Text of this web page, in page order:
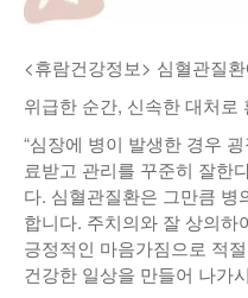
<휴람건강정보> 심혈관질
위급한 순간, 신속한 대처로
“심장에 병이 발생한 경우
료받고 관리를 꾸준히 잘한
다. 심혈관질환은 그만큼 병
합니다. 주치의와 잘 상의
긍정적인 마음가짐으로 적
건강한 일상을 만들어 나가